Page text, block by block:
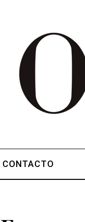
CONTACTO